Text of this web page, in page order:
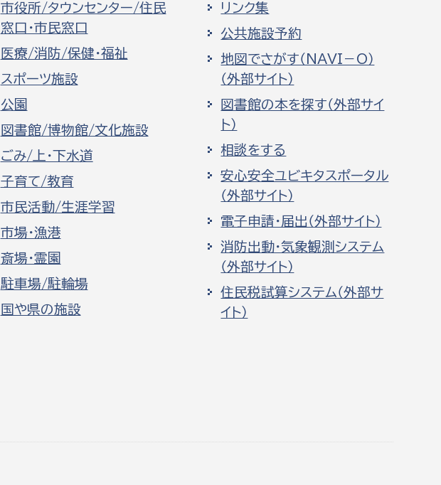
市役所/タウンセンター/住民
窓口・市民窓口
医療/消防/保健・福祉
スポーツ施設
公園
図書館/博物館/文化施設
ごみ/上・下水道
子育て/教育
市民活動/生涯学習
市場・漁港
斎場・霊園
駐車場/駐輪場
国や県の施設
リンク集
公共施設予約
地図でさがす（NAVI－O）
（外部サイト）
図書館の本を探す（外部サイ
ト）
相談をする
安心安全ユビキタスポータル
（外部サイト）
電子申請・届出（外部サイト）
消防出動・気象観測システム
（外部サイト）
住民税試算システム（外部サ
イト）